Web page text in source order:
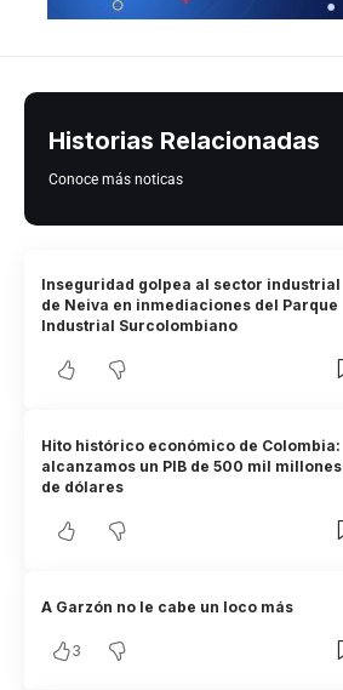
Historias Relacionadas
Conoce más noticas
Inseguridad golpea al sector industrial
de Neiva en inmediaciones del Parque
Industrial Surcolombiano
Hito histórico económico de Colombia:
alcanzamos un PIB de 500 mil millones
de dólares
A Garzón no le cabe un loco más
3